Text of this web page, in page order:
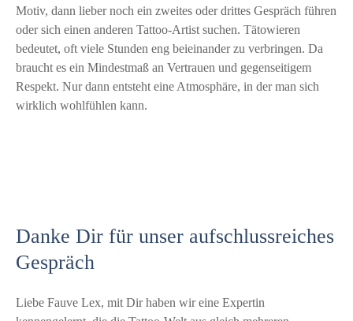
Motiv, dann lieber noch ein zweites oder drittes Gespräch führen
oder sich einen anderen Tattoo-Artist suchen. Tätowieren
bedeutet, oft viele Stunden eng beieinander zu verbringen. Da
braucht es ein Mindestmaß an Vertrauen und gegenseitigem
Respekt. Nur dann entsteht eine Atmosphäre, in der man sich
wirklich wohlfühlen kann.
Danke Dir für unser aufschlussreiches
Gespräch
Liebe Fauve Lex, mit Dir haben wir eine Expertin